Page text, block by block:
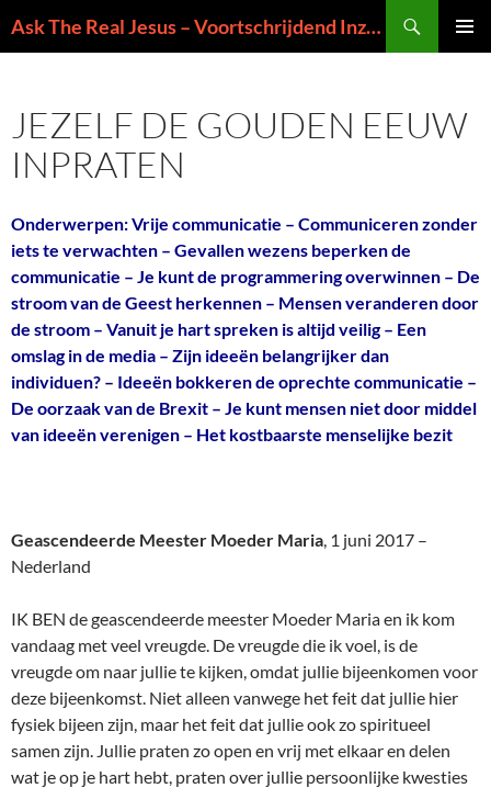
naar
Ask The Real Jesus – Voortschrijdend Inzicht in de Zin van het Leven
JEZELF DE GOUDEN EEUW
INPRATEN
Onderwerpen: Vrije communicatie – Communiceren zonder
iets te verwachten – Gevallen wezens beperken de
communicatie – Je kunt de programmering overwinnen – De
stroom van de Geest herkennen – Mensen veranderen door
de stroom – Vanuit je hart spreken is altijd veilig – Een
omslag in de media – Zijn ideeën belangrijker dan
individuen? – Ideeën bokkeren de oprechte communicatie –
De oorzaak van de Brexit – Je kunt mensen niet door middel
van ideeën verenigen – Het kostbaarste menselijke bezit
Geascendeerde Meester Moeder Maria, 1 juni 2017 –
Nederland
IK BEN de geascendeerde meester Moeder Maria en ik kom
vandaag met veel vreugde. De vreugde die ik voel, is de
vreugde om naar jullie te kijken, omdat jullie bijeenkomen voor
deze bijeenkomst. Niet alleen vanwege het feit dat jullie hier
fysiek bijeen zijn, maar het feit dat jullie ook zo spiritueel
samen zijn. Jullie praten zo open en vrij met elkaar en delen
wat je op je hart hebt, praten over jullie persoonlijke kwesties